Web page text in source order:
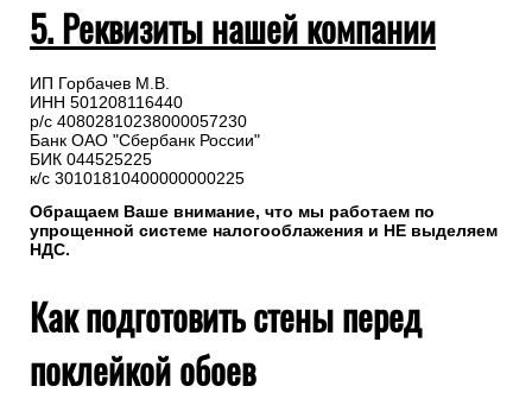
5. Реквизиты нашей компании
ИП Горбачев М.В.
ИНН 501208116440
р/с 40802810238000057230
Банк ОАО "Сбербанк России"
БИК 044525225
к/с 30101810400000000225
Обращаем Ваше внимание, что мы работаем по
упрощенной системе налогооблажения и НЕ выделяем
НДС.
Как подготовить стены перед
поклейкой обоев